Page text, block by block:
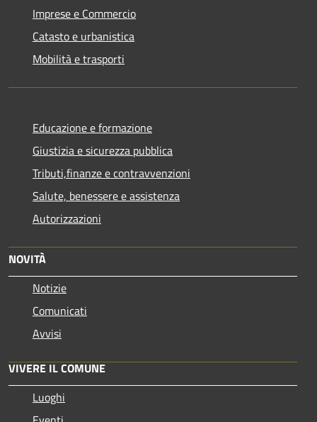
Imprese e Commercio
Catasto e urbanistica
Mobilità e trasporti
Educazione e formazione
Giustizia e sicurezza pubblica
Tributi,finanze e contravvenzioni
Salute, benessere e assistenza
Autorizzazioni
NOVITÀ
Notizie
Comunicati
Avvisi
VIVERE IL COMUNE
Luoghi